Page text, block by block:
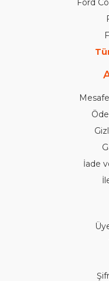
Ford
İade